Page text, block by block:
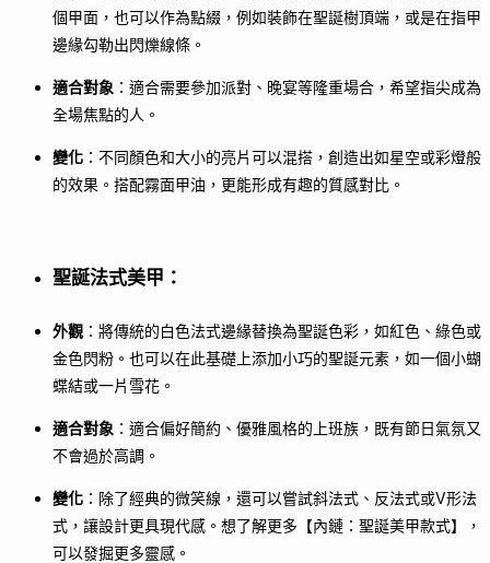
個甲面，也可以作為點綴，例如裝飾在聖誕樹頂端，或是在指甲
邊緣勾勒出閃爍線條。
適合對象 ：適合需要參加派對、晚宴等隆重場合，希望指尖成為
全場焦點的人。
變化 ：不同顏色和大小的亮片可以混搭，創造出如星空或彩燈般
的效果。搭配霧面甲油，更能形成有趣的質感對比。
聖誕法式美甲 ：
外觀 ：將傳統的白色法式邊緣替換為聖誕色彩，如紅色、綠色或
金色閃粉。也可以在此基礎上添加小巧的聖誕元素，如一個小蝴
蝶結或一片雪花。
適合對象 ：適合偏好簡約、優雅風格的上班族，既有節日氣氛又
不會過於高調。
變化 ：除了經典的微笑線，還可以嘗試斜法式、反法式或V形法
式，讓設計更具現代感。想了解更多【內鏈：聖誕美甲款式】，
可以發掘更多靈感。